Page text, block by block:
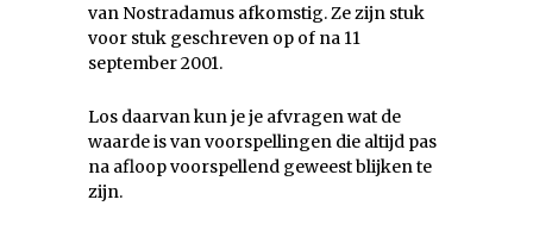
van Nostradamus afkomstig. Ze zijn stuk
voor stuk geschreven op of na 11
september 2001.
Los daarvan kun je je afvragen wat de
waarde is van voorspellingen die altijd pas
na afloop voorspellend geweest blijken te
zijn.